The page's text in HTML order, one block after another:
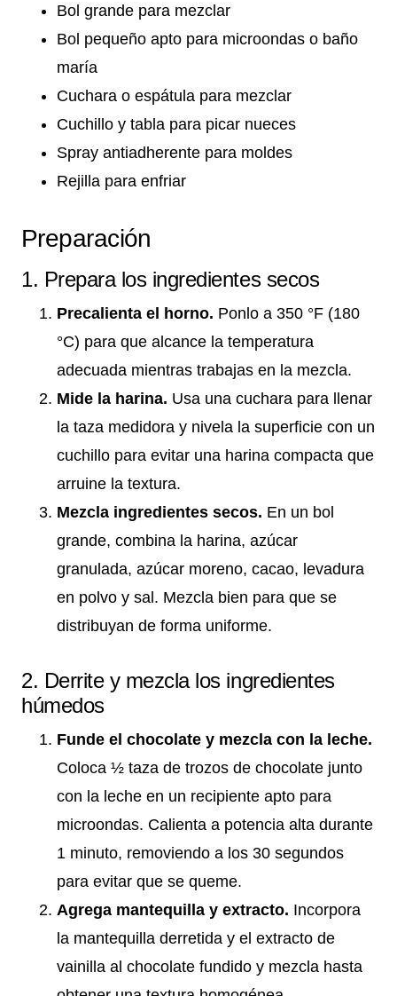
Bol grande para mezclar
Bol pequeño apto para microondas o baño
maría
Cuchara o espátula para mezclar
Cuchillo y tabla para picar nueces
Spray antiadherente para moldes
Rejilla para enfriar
Preparación
1. Prepara los ingredientes secos
Precalienta el horno. Ponlo a 350 °F (180
°C) para que alcance la temperatura
adecuada mientras trabajas en la mezcla.
Mide la harina. Usa una cuchara para llenar
la taza medidora y nivela la superficie con un
cuchillo para evitar una harina compacta que
arruine la textura.
Mezcla ingredientes secos. En un bol
grande, combina la harina, azúcar
granulada, azúcar moreno, cacao, levadura
en polvo y sal. Mezcla bien para que se
distribuyan de forma uniforme.
2. Derrite y mezcla los ingredientes
húmedos
Funde el chocolate y mezcla con la leche.
Coloca ½ taza de trozos de chocolate junto
con la leche en un recipiente apto para
microondas. Calienta a potencia alta durante
1 minuto, removiendo a los 30 segundos
para evitar que se queme.
Agrega mantequilla y extracto. Incorpora
la mantequilla derretida y el extracto de
vainilla al chocolate fundido y mezcla hasta